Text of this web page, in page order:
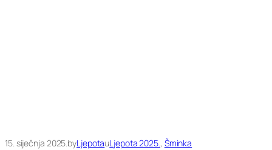
15. siječnja 2025.byLjepotauLjepota 2025., Šminka